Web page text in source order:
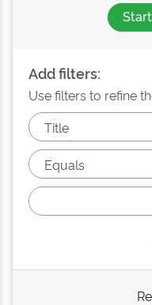
Add filters:
Use filters to refine